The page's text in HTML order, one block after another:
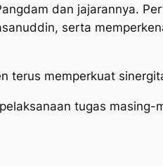
dan jajarannya.
serta
terus memperkuat
tugas